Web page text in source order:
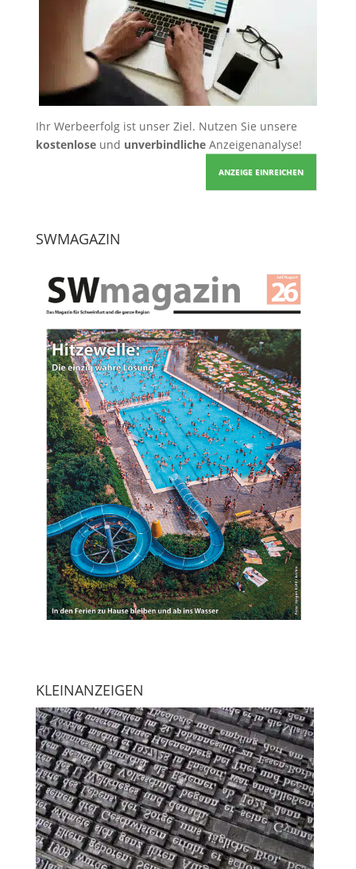
Ihr Werbeerfolg ist unser Ziel. Nutzen Sie unsere
kostenloseund unverbindlicheAnzeigenanalyse!
ANZEIGE EINREICHEN
SWMAGAZIN
KLEINANZEIGEN